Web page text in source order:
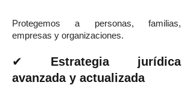
Protegemos a personas, familias,
empresas y organizaciones.
✔ Estrategia jurídica
avanzada y actualizada